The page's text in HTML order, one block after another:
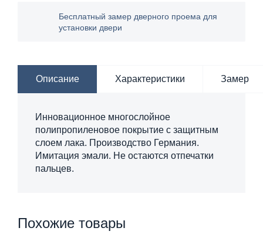
Бесплатный замер дверного проема для
установки двери
Описание Характеристики Замер
Инновационное многослойное
полипропиленовое покрытие с защитным
слоем лака. Производство Германия.
Имитация эмали. Не остаются отпечатки
пальцев.
Похожие товары